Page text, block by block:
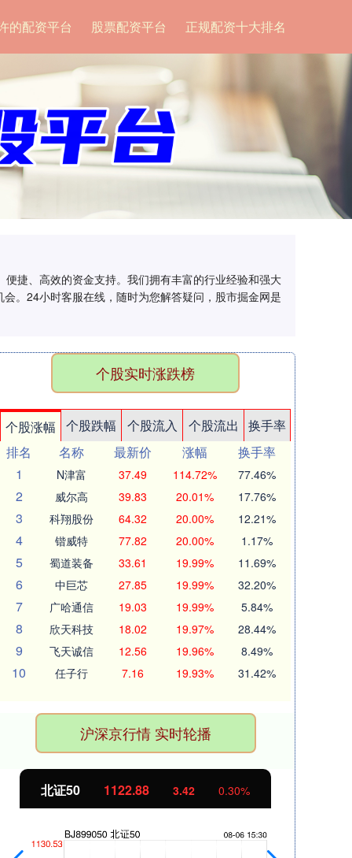
的配资平台 股票配资平台 正规配资十大排名
捷、高效的资金支持。我们拥有丰富的行业经验和强大
。24小时客服在线，随时为您解答疑问，股市掘金网是
个股实时涨跌榜
个股涨幅 个股跌幅 个股流入 个股流出
换手率
排名
名称 最新价 涨幅
换手率
1
N津富 37.49 114.72% 77.46%
2 威尔高 39.83 20.01% 17.76%
3 科翔股份 64.32 20.00% 12.21%
4 锴威特 77.82 20.00% 1.17%
5 蜀道装备 33.61 19.99% 11.69%
6 中巨芯 27.85 19.99% 32.20%
7 广哈通信 19.03 19.99% 5.84%
8 欣天科技 18.02 19.97% 28.44%
9 飞天诚信 12.56 19.96% 8.49%
10 任子行 7.16 19.93% 31.42%
沪深京行情 实时轮播
北证50 1122.88 3.42 0.30%